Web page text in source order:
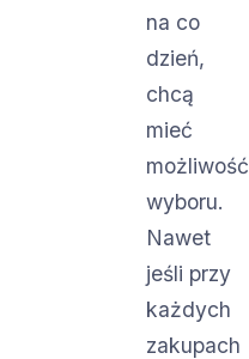
na co
dzień,
chcą
mieć
możliwość
wyboru.
Nawet
jeśli przy
każdych
zakupach